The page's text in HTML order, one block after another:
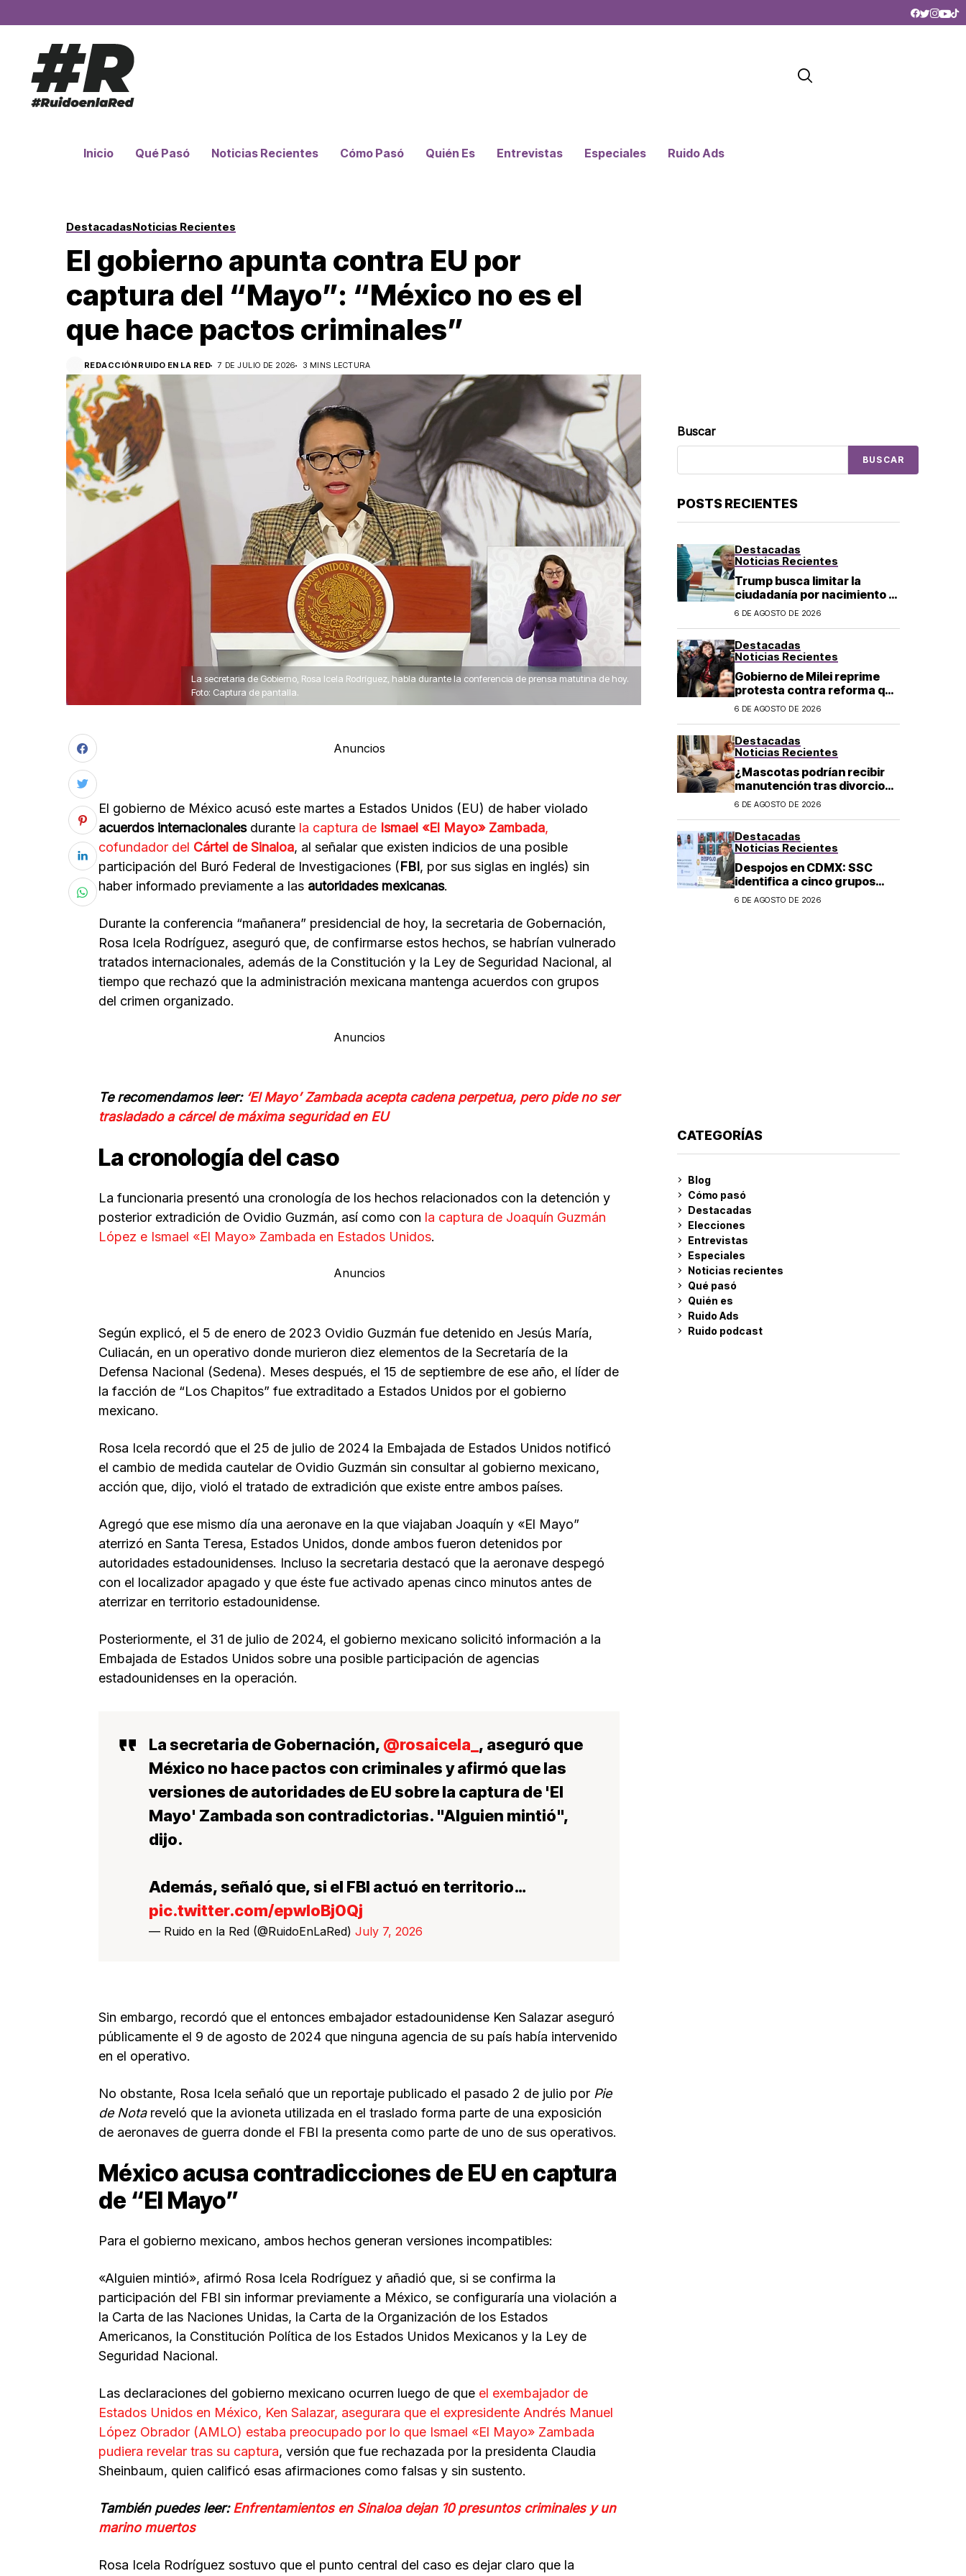
Inicio Qué Pasó Noticias Recientes Cómo Pasó Quién Es Entrevistas Especiales Ruido Ads
DestacadasNoticias Recientes
El gobierno apunta contra EU por
captura del “Mayo”: “México no es el
que hace pactos criminales”
REDACCIÓN RUIDO EN LA RED 7 DE JULIO DE 2026 3 MINS LECTURA
La secretaria de Gobierno, Rosa Icela Rodríguez, habla durante la conferencia de prensa matutina de hoy.
Foto: Captura de pantalla.
Anuncios
El gobierno de México acusó este martes a Estados Unidos (EU) de haber violado
acuerdos internacionalesdurante la captura de Ismael «El Mayo» Zambada,
cofundador del Cártel de Sinaloa, al señalar que existen indicios de una posible
participación del Buró Federal de Investigaciones (FBI, por sus siglas en inglés) sin
haber informado previamente a las autoridades mexicanas.
Durante la conferencia “mañanera” presidencial de hoy, la secretaria de Gobernación,
Rosa Icela Rodríguez, aseguró que, de confirmarse estos hechos, se habrían vulnerado
tratados internacionales, además de la Constitución y la Ley de Seguridad Nacional, al
tiempo que rechazó que la administración mexicana mantenga acuerdos con grupos
del crimen organizado.
Anuncios
Te recomendamos leer: ‘El Mayo’ Zambada acepta cadena perpetua, pero pide no ser
trasladado a cárcel de máxima seguridad en EU
La cronología del caso
La funcionaria presentó una cronología de los hechos relacionados con la detención y
posterior extradición de Ovidio Guzmán, así como con la captura de Joaquín Guzmán
López e Ismael «El Mayo» Zambada en Estados Unidos.
Anuncios
Según explicó, el 5 de enero de 2023 Ovidio Guzmán fue detenido en Jesús María,
Culiacán, en un operativo donde murieron diez elementos de la Secretaría de la
Defensa Nacional (Sedena). Meses después, el 15 de septiembre de ese año, el líder de
la facción de “Los Chapitos” fue extraditado a Estados Unidos por el gobierno
mexicano.
Rosa Icela recordó que el 25 de julio de 2024 la Embajada de Estados Unidos notificó
el cambio de medida cautelar de Ovidio Guzmán sin consultar al gobierno mexicano,
acción que, dijo, violó el tratado de extradición que existe entre ambos países.
Agregó que ese mismo día una aeronave en la que viajaban Joaquín y «El Mayo”
aterrizó en Santa Teresa, Estados Unidos, donde ambos fueron detenidos por
autoridades estadounidenses. Incluso la secretaria destacó que la aeronave despegó
con el localizador apagado y que éste fue activado apenas cinco minutos antes de
aterrizar en territorio estadounidense.
Posteriormente, el 31 de julio de 2024, el gobierno mexicano solicitó información a la
Embajada de Estados Unidos sobre una posible participación de agencias
estadounidenses en la operación.
La secretaria de Gobernación, @rosaicela_ , aseguró que
México no hace pactos con criminales y afirmó que las
versiones de autoridades de EU sobre la captura de 'El
Mayo' Zambada son contradictorias. "Alguien mintió",
dijo.
Además, señaló que, si el FBI actuó en territorio…
pic.twitter.com/epwloBj0Qj
— Ruido en la Red (@RuidoEnLaRed) July 7, 2026
Sin embargo, recordó que el entonces embajador estadounidense Ken Salazar aseguró
públicamente el 9 de agosto de 2024 que ninguna agencia de su país había intervenido
en el operativo.
No obstante, Rosa Icela señaló que un reportaje publicado el pasado 2 de julio por Pie
de Notareveló que la avioneta utilizada en el traslado forma parte de una exposición
de aeronaves de guerra donde el FBI la presenta como parte de uno de sus operativos.
México acusa contradicciones de EU en captura
de “El Mayo”
Para el gobierno mexicano, ambos hechos generan versiones incompatibles:
«Alguien mintió», afirmó Rosa Icela Rodríguez y añadió que, si se confirma la
participación del FBI sin informar previamente a México, se configuraría una violación a
la Carta de las Naciones Unidas, la Carta de la Organización de los Estados
Americanos, la Constitución Política de los Estados Unidos Mexicanos y la Ley de
Seguridad Nacional.
Las declaraciones del gobierno mexicano ocurren luego de que el exembajador de
Estados Unidos en México, Ken Salazar, asegurara que el expresidente Andrés Manuel
López Obrador (AMLO) estaba preocupado por lo que Ismael «El Mayo» Zambada
pudiera revelar tras su captura, versión que fue rechazada por la presidenta Claudia
Sheinbaum, quien calificó esas afirmaciones como falsas y sin sustento.
También puedes leer:Enfrentamientos en Sinaloa dejan 10 presuntos criminales y un
marino muertos
Rosa Icela Rodríguez sostuvo que el punto central del caso es dejar claro que la
Buscar
BUSCAR
POSTS RECIENTES
Destacadas
Noticias Recientes
Trump busca limitar la
ciudadanía por nacimiento y
el «turismo de parto» en EU;
6 DE AGOSTO DE 2026
Destacadas
Noticias Recientes
Gobierno de Milei reprime
protesta contra reforma que
permite la venta de tierra a
6 DE AGOSTO DE 2026
Destacadas
Noticias Recientes
¿Mascotas podrían recibir
manutención tras divorcio
de sus dueños en CDMX?
6 DE AGOSTO DE 2026
Destacadas
Noticias Recientes
Despojos en CDMX: SSC
identifica a cinco grupos
criminales vinculados a este
6 DE AGOSTO DE 2026
CATEGORÍAS
Blog
Cómo pasó
Destacadas
Elecciones
Entrevistas
Especiales
Noticias recientes
Qué pasó
Quién es
Ruido Ads
Ruido podcast